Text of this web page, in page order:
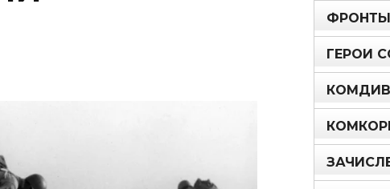
ФРОНТЫ
ГЕРОИ